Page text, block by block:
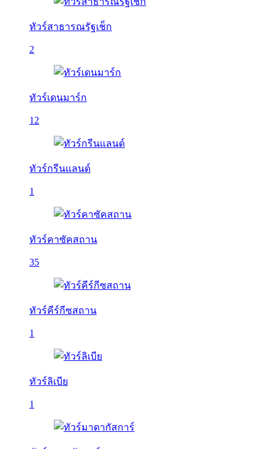
ทัวร์สาธารณรัฐเช็ก
2
ทัวร์เดนมาร์ก
12
ทัวร์กรีนแลนด์
1
ทัวร์คาซัคสถาน
35
ทัวร์คีร์กีซสถาน
1
ทัวร์ลิเบีย
1